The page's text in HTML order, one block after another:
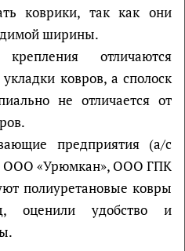
коврики, так как они
ширины.
отличаются
ковров, а сполоск
не отличается от
предприятия (а/с
ООО «Урюмкан», ООО ГПК
полиуретановые ковры
оценили удобство и